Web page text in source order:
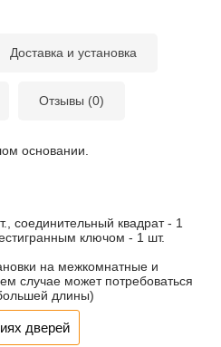
Доставка и установка
Отзывы (0)
основании.
соединительный квадрат - 1
ключом - 1 шт.
на межкомнатные и
случае может потребоваться
длины)
дверей